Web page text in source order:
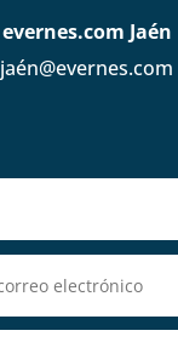
evernes.com Jaén
jaén@evernes.com